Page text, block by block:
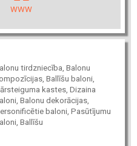
WWW
tirdzniecība, Balonu
Ballīšu baloni,
kastes, Dizaina
Balonu dekorācijas,
baloni, Pasūtījumu
Ballīšu